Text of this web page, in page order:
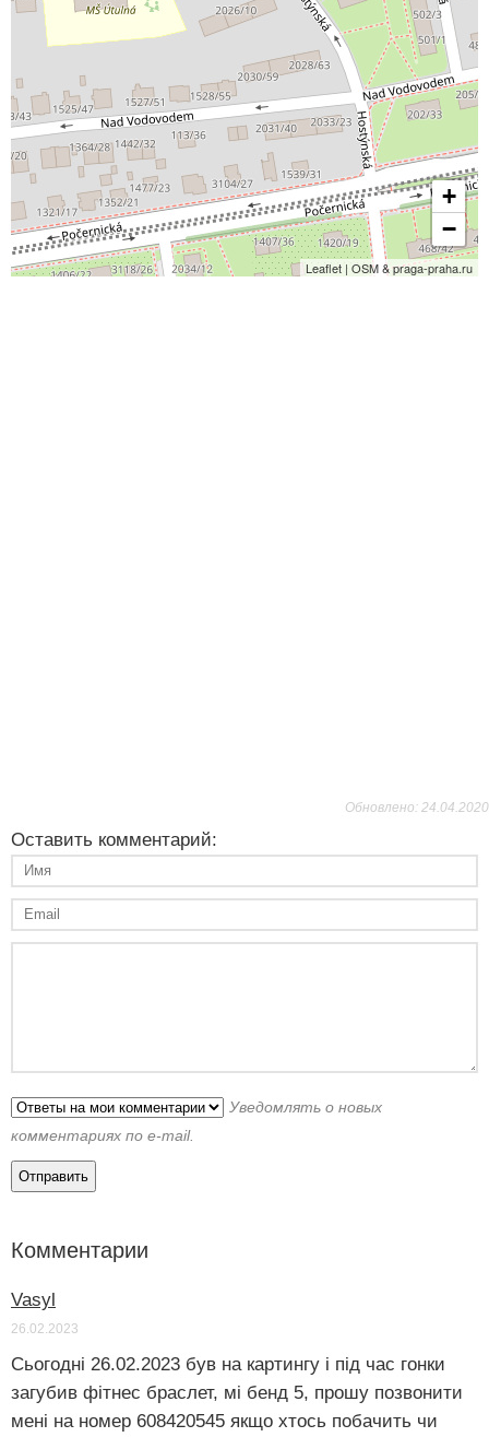
+
−
Leaflet | OSM & praga-praha.ru
Обновлено: 24.04.2020
Оставить комментарий:
Уведомлять о новых
комментариях по e-mail.
Комментарии
Vasyl
26.02.2023
Сьогодні 26.02.2023 був на картингу і під час гонки
загубив фітнес браслет, мі бенд 5, прошу позвонити
мені на номер 608420545 якщо хтось побачить чи